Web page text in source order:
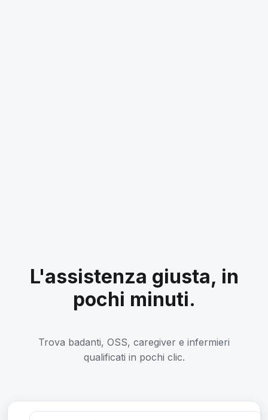
L'assistenza giusta, in
pochi minuti.
Trova badanti, OSS, caregiver e infermieri
qualificati in pochi clic.